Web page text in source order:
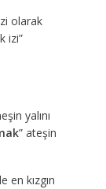
olarak
izi”
yalını
” ateşin
en kızgın